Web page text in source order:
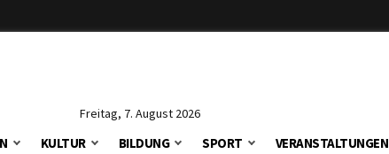
Freitag, 7. August 2026
KULTUR BILDUNG SPORT VERANSTALTUNGEN